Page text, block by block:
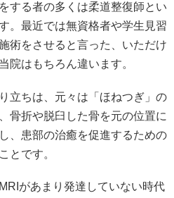
する者の多くは柔道整復師とい
。最近では無資格者や学生見習
術をさせると言った、いただけ
はもちろん違います。
立ちは、元々は「ほねつぎ」の
骨折や脱臼した骨を元の位置に
、患部の治癒を促進するための
とです。
があまり発達していない時代